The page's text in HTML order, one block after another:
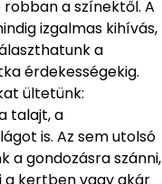
a színektől. A
izgalmas kihívás,
a
érdekességekig.
ültetünk:
talajt, a
is. Az sem utolsó
a gondozásra szánni,
a kertben vagy akár